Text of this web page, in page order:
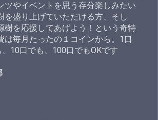
ツやイベントを思う存分楽しみたい
を盛り上げていただける方、そし
樹を応援してあげよう！という奇特
は毎月たったの１コインから。1口
、10口でも、100口でもOKです